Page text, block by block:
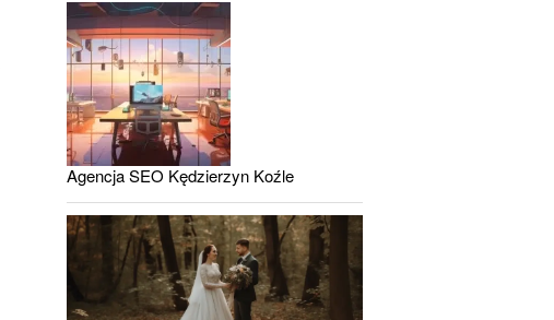
Agencja SEO Kędzierzyn Koźle